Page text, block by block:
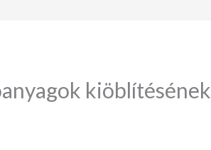
kiöblítésének